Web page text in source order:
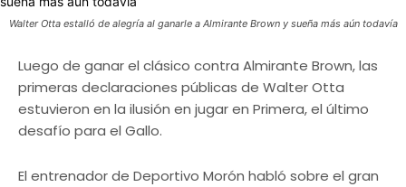
Walter Otta estalló de alegría al ganarle a Almirante Brown y sueña más aún todavía
Luego de ganar el clásico contra Almirante Brown, las
primeras declaraciones públicas de Walter Otta
estuvieron en la ilusión en jugar en Primera, el último
desafío para el Gallo.
El entrenador de Deportivo Morón habló sobre el gran